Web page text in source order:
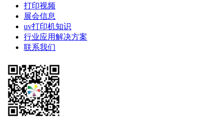
打印视频
展会信息
uv打印机知识
行业应用解决方案
联系我们